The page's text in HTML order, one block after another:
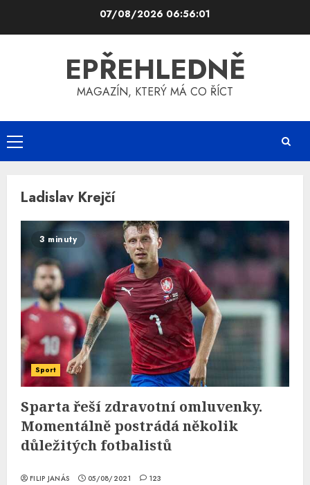
07/08/2026 06:56:01
EPŘEHLEDNĚ
MAGAZÍN, KTERÝ MÁ CO ŘÍCT
Primary
Menu
Ladislav Krejčí
3 minuty
Sport
Sparta řeší zdravotní omluvenky.
Momentálně postrádá několik
důležitých fotbalistů
FILIP JANÁS 05/08/2021 123